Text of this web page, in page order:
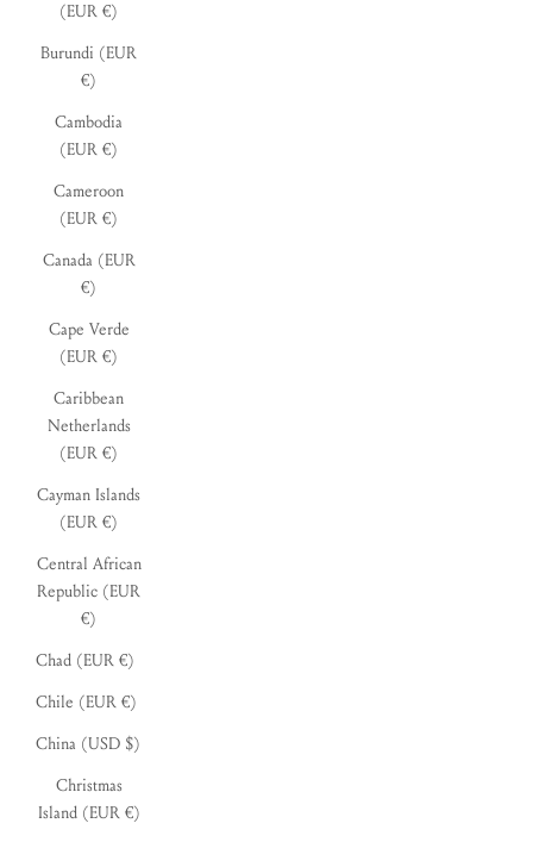
(EUR €)
Burundi (EUR
€)
Cambodia
(EUR €)
Cameroon
(EUR €)
Canada (EUR
€)
Cape Verde
(EUR €)
Caribbean
Netherlands
(EUR €)
Cayman Islands
(EUR €)
Central African
Republic (EUR
€)
Chad (EUR €)
Chile (EUR €)
China (USD $)
Christmas
Island (EUR €)